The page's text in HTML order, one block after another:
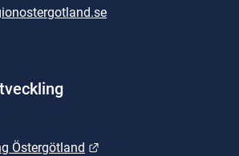
Östergötland